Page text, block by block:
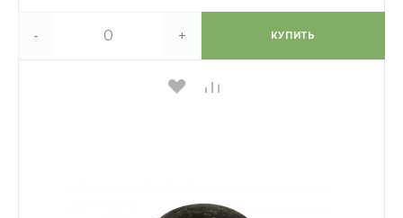
- + КУПИТЬ